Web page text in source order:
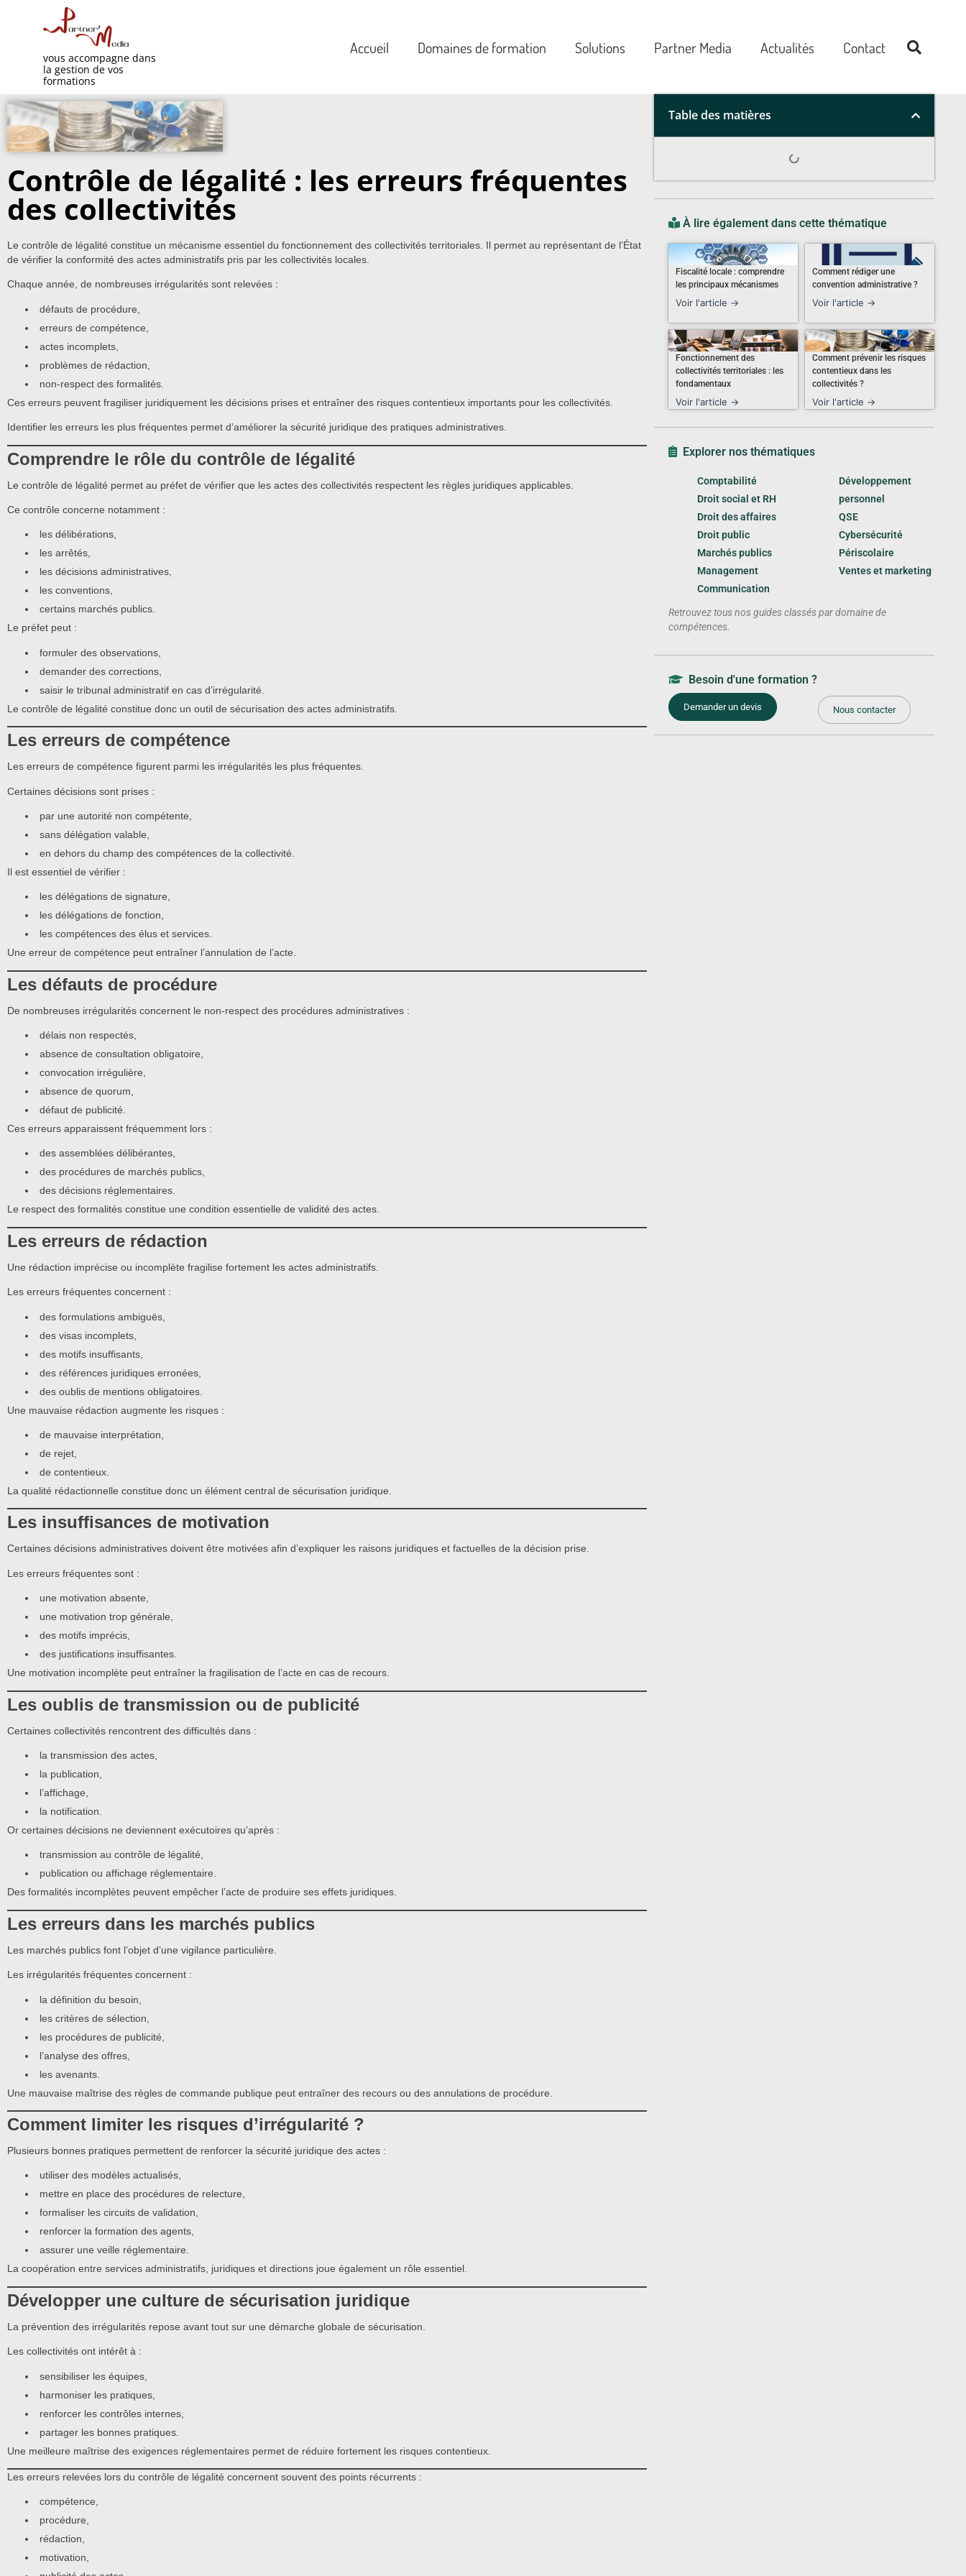
vous accompagne dans
la gestion de vos
formations
Accueil Domaines de formation Solutions Partner Media Actualités Contact
Contrôle de légalité : les erreurs fréquentes
des collectivités
Le contrôle de légalité constitue un mécanisme essentiel du fonctionnement des collectivités territoriales. Il permet au représentant de l’État
de vérifier la conformité des actes administratifs pris par les collectivités locales.
Chaque année, de nombreuses irrégularités sont relevées :
défauts de procédure,
erreurs de compétence,
actes incomplets,
problèmes de rédaction,
non-respect des formalités.
Ces erreurs peuvent fragiliser juridiquement les décisions prises et entraîner des risques contentieux importants pour les collectivités.
Identifier les erreurs les plus fréquentes permet d’améliorer la sécurité juridique des pratiques administratives.
Comprendre le rôle du contrôle de légalité
Le contrôle de légalité permet au préfet de vérifier que les actes des collectivités respectent les règles juridiques applicables.
Ce contrôle concerne notamment :
les délibérations,
les arrêtés,
les décisions administratives,
les conventions,
certains marchés publics.
Le préfet peut :
formuler des observations,
demander des corrections,
saisir le tribunal administratif en cas d’irrégularité.
Le contrôle de légalité constitue donc un outil de sécurisation des actes administratifs.
Les erreurs de compétence
Les erreurs de compétence figurent parmi les irrégularités les plus fréquentes.
Certaines décisions sont prises :
par une autorité non compétente,
sans délégation valable,
en dehors du champ des compétences de la collectivité.
Il est essentiel de vérifier :
les délégations de signature,
les délégations de fonction,
les compétences des élus et services.
Une erreur de compétence peut entraîner l’annulation de l’acte.
Les défauts de procédure
De nombreuses irrégularités concernent le non-respect des procédures administratives :
délais non respectés,
absence de consultation obligatoire,
convocation irrégulière,
absence de quorum,
défaut de publicité.
Ces erreurs apparaissent fréquemment lors :
des assemblées délibérantes,
des procédures de marchés publics,
des décisions réglementaires.
Le respect des formalités constitue une condition essentielle de validité des actes.
Les erreurs de rédaction
Une rédaction imprécise ou incomplète fragilise fortement les actes administratifs.
Les erreurs fréquentes concernent :
des formulations ambiguës,
des visas incomplets,
des motifs insuffisants,
des références juridiques erronées,
des oublis de mentions obligatoires.
Une mauvaise rédaction augmente les risques :
de mauvaise interprétation,
de rejet,
de contentieux.
La qualité rédactionnelle constitue donc un élément central de sécurisation juridique.
Les insuffisances de motivation
Certaines décisions administratives doivent être motivées afin d’expliquer les raisons juridiques et factuelles de la décision prise.
Les erreurs fréquentes sont :
une motivation absente,
une motivation trop générale,
des motifs imprécis,
des justifications insuffisantes.
Une motivation incomplète peut entraîner la fragilisation de l’acte en cas de recours.
Les oublis de transmission ou de publicité
Certaines collectivités rencontrent des difficultés dans :
la transmission des actes,
la publication,
l’affichage,
la notification.
Or certaines décisions ne deviennent exécutoires qu’après :
transmission au contrôle de légalité,
publication ou affichage réglementaire.
Des formalités incomplètes peuvent empêcher l’acte de produire ses effets juridiques.
Les erreurs dans les marchés publics
Les marchés publics font l’objet d’une vigilance particulière.
Les irrégularités fréquentes concernent :
la définition du besoin,
les critères de sélection,
les procédures de publicité,
l’analyse des offres,
les avenants.
Une mauvaise maîtrise des règles de commande publique peut entraîner des recours ou des annulations de procédure.
Comment limiter les risques d’irrégularité ?
Plusieurs bonnes pratiques permettent de renforcer la sécurité juridique des actes :
utiliser des modèles actualisés,
mettre en place des procédures de relecture,
formaliser les circuits de validation,
renforcer la formation des agents,
assurer une veille réglementaire.
La coopération entre services administratifs, juridiques et directions joue également un rôle essentiel.
Développer une culture de sécurisation juridique
La prévention des irrégularités repose avant tout sur une démarche globale de sécurisation.
Les collectivités ont intérêt à :
sensibiliser les équipes,
harmoniser les pratiques,
renforcer les contrôles internes,
partager les bonnes pratiques.
Une meilleure maîtrise des exigences réglementaires permet de réduire fortement les risques contentieux.
Les erreurs relevées lors du contrôle de légalité concernent souvent des points récurrents :
compétence,
procédure,
rédaction,
motivation,
Table des matières
À lire également dans cette thématique
Fiscalité locale : comprendre
les principaux mécanismes
Voir l'article →
Comment rédiger une
convention administrative ?
Voir l'article →
Fonctionnement des
collectivités territoriales : les
fondamentaux
Voir l'article →
Comment prévenir les risques
contentieux dans les
collectivités ?
Voir l'article →
Explorer nos thématiques
Comptabilité
Droit social et RH
Droit des affaires
Droit public
Marchés publics
Management
Communication
Développement
personnel
QSE
Cybersécurité
Périscolaire
Ventes et marketing
Retrouvez tous nos guides classés par domaine de
compétences.
Besoin d'une formation ?
Demander un devis Nous contacter